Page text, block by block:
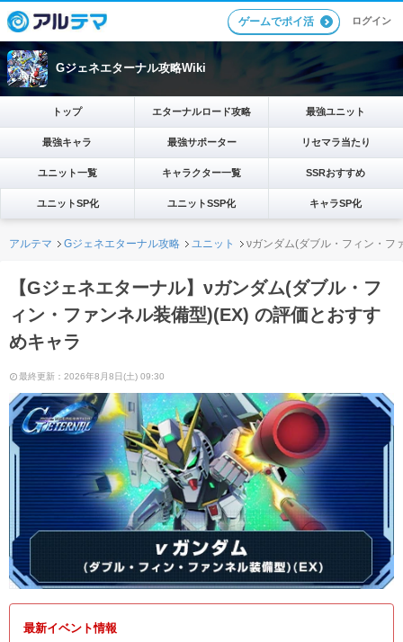
ゲームでポイ活 ログイン
Gジェネエターナル攻略Wiki
トップ エターナルロード攻略 最強ユニット
最強キャラ 最強サポーター リセマラ当たり
ユニット一覧 キャラクター一覧 SSRおすすめ
ユニットSP化 ユニットSSP化 キャラSP化
アルテマ Gジェネエターナル攻略 ユニット νガンダム(ダブル・フィン・フ
【Gジェネエターナル】νガンダム(ダブル・フ
ィン・ファンネル装備型)(EX) の評価とおすす
めキャラ
最終更新：2026年8月8日(土) 09:30
最新イベント情報